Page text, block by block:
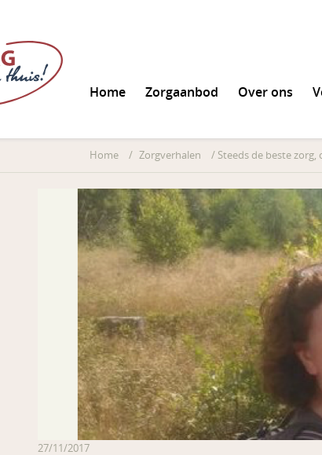
Home Zorgaanbod Over ons
Informatie aanvragen
Home / Zorgverhalen / Steeds de beste zorg,
27/11/2017